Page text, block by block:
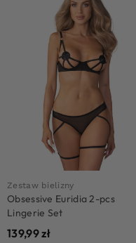
Zestaw bielizny
Obsessive Euridia 2-pcs
Lingerie Set
139,99zł